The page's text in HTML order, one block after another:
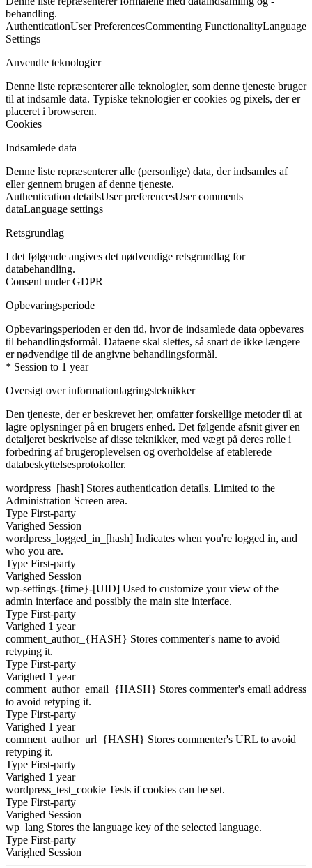
behandling.
AuthenticationUser PreferencesCommenting FunctionalityLanguage
Settings
Anvendte teknologier
Denne liste repræsenterer alle teknologier, som denne tjeneste bruger
til at indsamle data. Typiske teknologier er cookies og pixels, der er
placeret i browseren.
Cookies
Indsamlede data
Denne liste repræsenterer alle (personlige) data, der indsamles af
eller gennem brugen af denne tjeneste.
Authentication detailsUser preferencesUser comments
dataLanguage settings
Retsgrundlag
I det følgende angives det nødvendige retsgrundlag for
databehandling.
Consent under GDPR
Opbevaringsperiode
Opbevaringsperioden er den tid, hvor de indsamlede data opbevares
til behandlingsformål. Dataene skal slettes, så snart de ikke længere
er nødvendige til de angivne behandlingsformål.
* Session to 1 year
Oversigt over informationlagringsteknikker
Den tjeneste, der er beskrevet her, omfatter forskellige metoder til at
lagre oplysninger på en brugers enhed. Det følgende afsnit giver en
detaljeret beskrivelse af disse teknikker, med vægt på deres rolle i
forbedring af brugeroplevelsen og overholdelse af etablerede
databeskyttelsesprotokoller.
wordpress_[hash] Stores authentication details. Limited to the
Administration Screen area.
Type First-party
Varighed Session
wordpress_logged_in_[hash] Indicates when you're logged in, and
who you are.
Type First-party
Varighed Session
wp-settings-{time}-[UID] Used to customize your view of the
admin interface and possibly the main site interface.
Type First-party
Varighed 1 year
comment_author_{HASH} Stores commenter's name to avoid
retyping it.
Type First-party
Varighed 1 year
comment_author_email_{HASH} Stores commenter's email address
to avoid retyping it.
Type First-party
Varighed 1 year
comment_author_url_{HASH} Stores commenter's URL to avoid
retyping it.
Type First-party
Varighed 1 year
wordpress_test_cookie Tests if cookies can be set.
Type First-party
Varighed Session
wp_lang Stores the language key of the selected language.
Type First-party
Varighed Session